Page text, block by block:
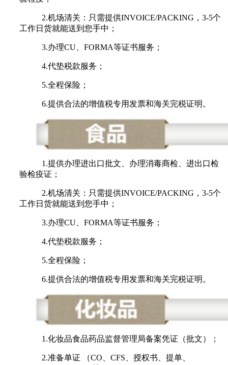
2.机场清关：只需提供INVOICE/PACKING，3-5个
工作日货就能送到您手中；
3.办理CU、FORMA等证书服务；
4.代垫税款服务；
5.全程保险；
6.提供合法的增值税专用发票和海关完税证明。
1.提供办理进出口批文、办理消毒商检、进出口检
验检疫证；
2.机场清关：只需提供INVOICE/PACKING，3-5个
工作日货就能送到您手中；
3.办理CU、FORMA等证书服务；
4.代垫税款服务；
5.全程保险；
6.提供合法的增值税专用发票和海关完税证明。
1.化妆品食品药品监督管理局备案凭证（批文）；
2.准备单证 （CO、CFS、授权书、提单、